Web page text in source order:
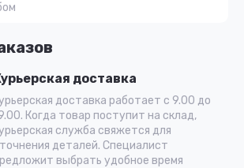
доставка
доставка работает с 9.00 до
Когда товар поступит на склад,
служба свяжется для
деталей. Специалист
выбрать удобное время